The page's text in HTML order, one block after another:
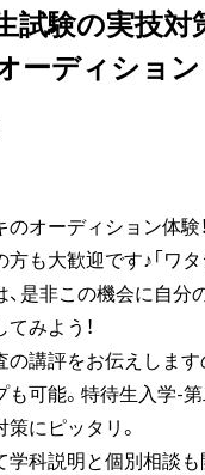
試験の実技対
ーディション
のオーディション体験！
方も大歓迎です♪「ワ
、是非この機会に自
みよう！
の講評をお伝えしま
も可能。特待生入学-
にピッタリ。
学科説明と個別相談